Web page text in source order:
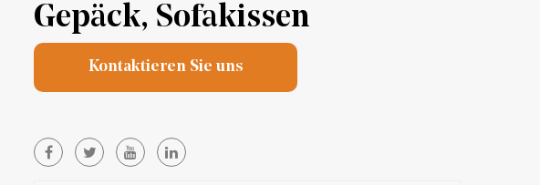
Gepäck, Sofakissen
Kontaktieren Sie uns